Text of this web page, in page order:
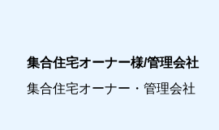
集合住宅オーナー様/管理会社
集合住宅オーナー・管理会社